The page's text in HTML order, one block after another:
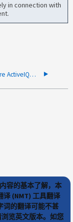
in connection with
未在SolidFire ActiveIQ上及时收集与HCI计算节点相关的API信息
容的基本了解，本
译 (NMT) 工具翻译
词的翻译可能不甚
览英文版本。如您